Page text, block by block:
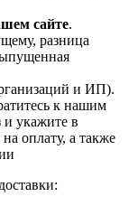
сайте.
разница
и ИП).
к нашим
и укажите в
оплату, а также